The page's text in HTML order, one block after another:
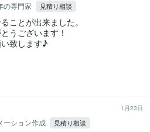
の専門家 見積り相談
ことが出来ました。
うございます！
致します♪
1月23日
ーション作成 見積り相談